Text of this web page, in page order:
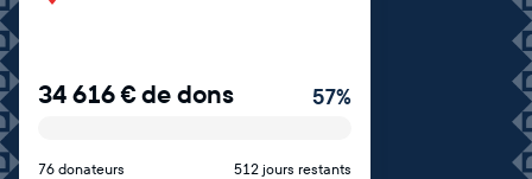
34 616€de dons 57%
76 donateurs 512 jours restants